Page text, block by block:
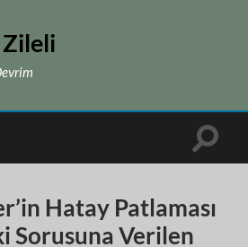
Toggle
Hatay Patlaması
Sorusuna Verilen